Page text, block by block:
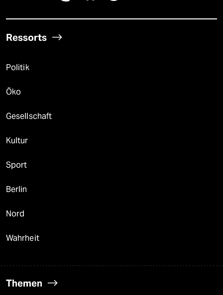
Ressorts
Politik
Öko
Gesellschaft
Kultur
Sport
Berlin
Nord
Wahrheit
Themen